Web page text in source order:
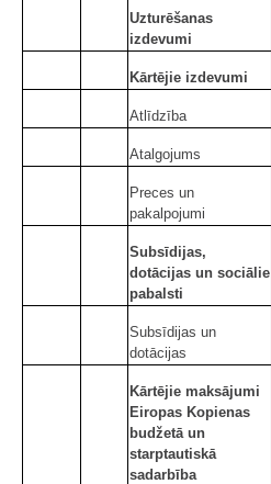
Uzturēšanas
izdevumi
Kārtējie izdevumi
Atlīdzība
Atalgojums
Preces un
pakalpojumi
Subsīdijas,
dotācijas un sociālie
pabalsti
Subsīdijas un
dotācijas
Kārtējie maksājumi
Eiropas Kopienas
budžetā un
starptautiskā
sadarbība